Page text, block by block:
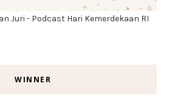
Juri - Podcast Hari Kemerdekaan RI
WINNER